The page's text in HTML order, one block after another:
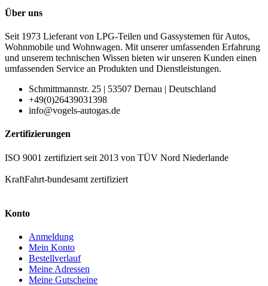
Über uns
Seit 1973 Lieferant von LPG-Teilen und Gassystemen für Autos,
Wohnmobile und Wohnwagen. Mit unserer umfassenden Erfahrung
und unserem technischen Wissen bieten wir unseren Kunden einen
umfassenden Service an Produkten und Dienstleistungen.
Schmittmannstr. 25 | 53507 Dernau | Deutschland
+49(0)26439031398
info@vogels-autogas.de
Zertifizierungen
ISO 9001 zertifiziert seit 2013 von TÜV Nord Niederlande
KraftFahrt-bundesamt zertifiziert
Konto
Anmeldung
Mein Konto
Bestellverlauf
Meine Adressen
Meine Gutscheine